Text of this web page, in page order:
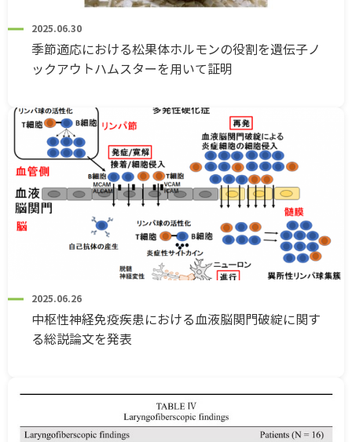
2025.06.30
季節適応における松果体ホルモンの役割を遺伝子ノ
ックアウトハムスターを用いて証明
2025.06.26
中枢性神経免疫疾患における血液脳関門破綻に関す
る総説論文を発表